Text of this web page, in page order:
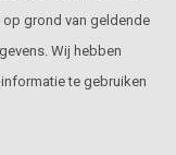
grond van geldende
Wij hebben
te gebruiken